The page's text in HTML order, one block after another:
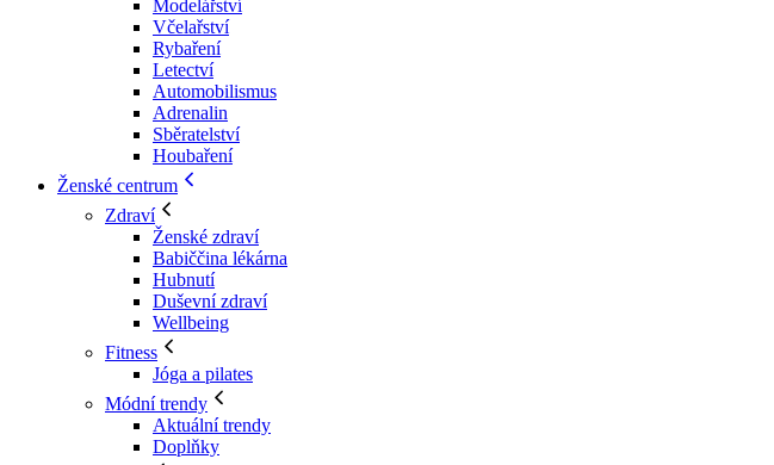
Modelářství
Včelařství
Rybaření
Letectví
Automobilismus
Adrenalin
Sběratelství
Houbaření
Ženské centrum
Zdraví
Ženské zdraví
Babiččina lékárna
Hubnutí
Duševní zdraví
Wellbeing
Fitness
Jóga a pilates
Módní trendy
Aktuální trendy
Doplňky